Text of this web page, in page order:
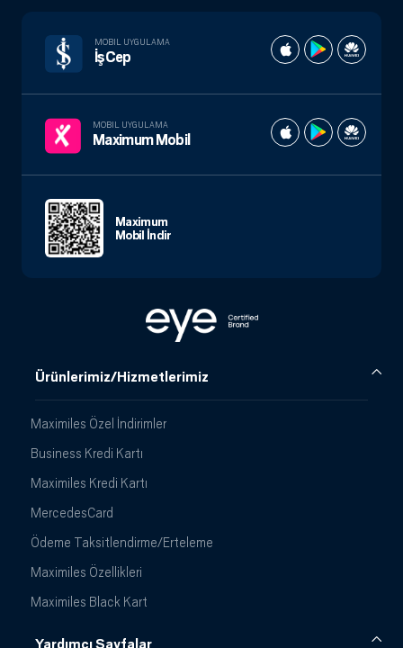
Ürünlerimiz/Hizmetlerimiz
Maximiles Özel İndirimler
Business Kredi Kartı
Maximiles Kredi Kartı
MercedesCard
Ödeme Taksitlendirme/Erteleme
Maximiles Özellikleri
Maximiles Black Kart
Yardımcı Sayfalar
MOBIL UYGULAMA
İşCep
MOBIL UYGULAMA
Maximum Mobil
Maximum
Mobil İndir